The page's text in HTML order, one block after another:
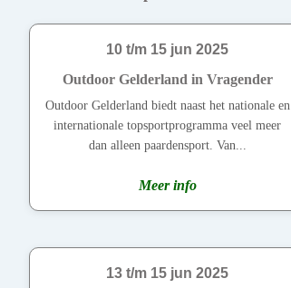
10 t/m 15 jun 2025
Outdoor Gelderland in Vragender
Outdoor Gelderland biedt naast het nationale en
internationale topsportprogramma veel meer
dan alleen paardensport. Van...
Meer info
13 t/m 15 jun 2025